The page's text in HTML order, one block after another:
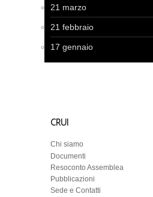
21 marzo
21 febbraio
17 gennaio
CRUI
Chi siamo
Documenti
Resoconto Assemblea
Pubblicazioni
Sede e Contatti